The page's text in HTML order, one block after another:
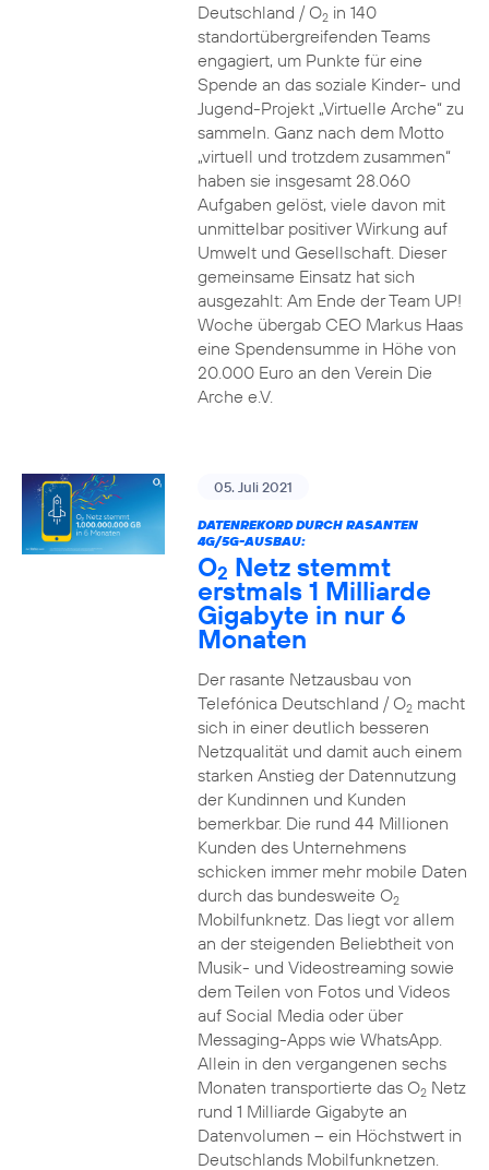
Deutschland / O2in 140
standortübergreifenden Teams
engagiert, um Punkte für eine
Spende an das soziale Kinder- und
Jugend-Projekt „Virtuelle Arche“ zu
sammeln. Ganz nach dem Motto
„virtuell und trotzdem zusammen“
haben sie insgesamt 28.060
Aufgaben gelöst, viele davon mit
unmittelbar positiver Wirkung auf
Umwelt und Gesellschaft. Dieser
gemeinsame Einsatz hat sich
ausgezahlt: Am Ende der Team UP!
Woche übergab CEO Markus Haas
eine Spendensumme in Höhe von
20.000 Euro an den Verein Die
Arche e.V.
05. Juli 2021
DATENREKORD DURCH RASANTEN
4G/5G-AUSBAU:
O2 Netz stemmt
erstmals 1 Milliarde
Gigabyte in nur 6
Monaten
Der rasante Netzausbau von
Telefónica Deutschland / O2macht
sich in einer deutlich besseren
Netzqualität und damit auch einem
starken Anstieg der Datennutzung
der Kundinnen und Kunden
bemerkbar. Die rund 44 Millionen
Kunden des Unternehmens
schicken immer mehr mobile Daten
durch das bundesweite O2
Mobilfunknetz. Das liegt vor allem
an der steigenden Beliebtheit von
Musik- und Videostreaming sowie
dem Teilen von Fotos und Videos
auf Social Media oder über
Messaging-Apps wie WhatsApp.
Allein in den vergangenen sechs
Monaten transportierte das O2Netz
rund 1 Milliarde Gigabyte an
Datenvolumen – ein Höchstwert in
Deutschlands Mobilfunknetzen.